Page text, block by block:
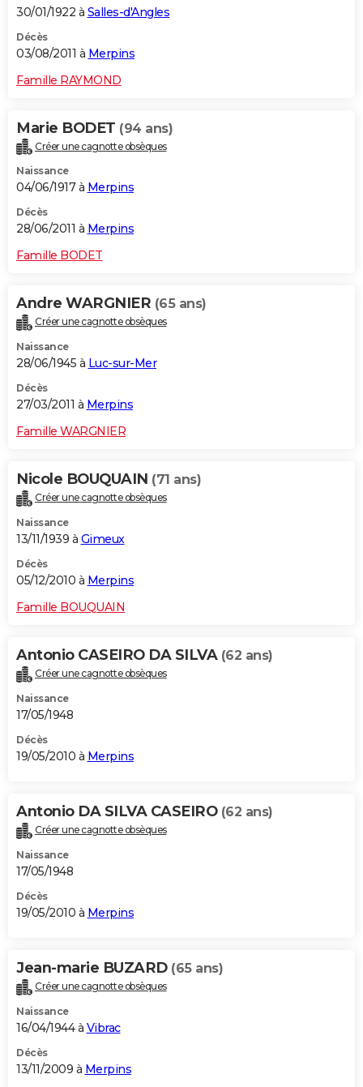
30/01/1922 à Salles-d'Angles
Décès
03/08/2011 à Merpins
Famille RAYMOND
Marie BODET (94 ans)
Créer une cagnotte obsèques
Naissance
04/06/1917 à Merpins
Décès
28/06/2011 à Merpins
Famille BODET
Andre WARGNIER (65 ans)
Créer une cagnotte obsèques
Naissance
28/06/1945 à Luc-sur-Mer
Décès
27/03/2011 à Merpins
Famille WARGNIER
Nicole BOUQUAIN (71 ans)
Créer une cagnotte obsèques
Naissance
13/11/1939 à Gimeux
Décès
05/12/2010 à Merpins
Famille BOUQUAIN
Antonio CASEIRO DA SILVA (62 ans)
Créer une cagnotte obsèques
Naissance
17/05/1948
Décès
19/05/2010 à Merpins
Antonio DA SILVA CASEIRO (62 ans)
Créer une cagnotte obsèques
Naissance
17/05/1948
Décès
19/05/2010 à Merpins
Jean-marie BUZARD (65 ans)
Créer une cagnotte obsèques
Naissance
16/04/1944 à Vibrac
Décès
13/11/2009 à Merpins